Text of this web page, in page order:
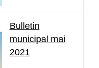
Bulletin
municipal mai
2021